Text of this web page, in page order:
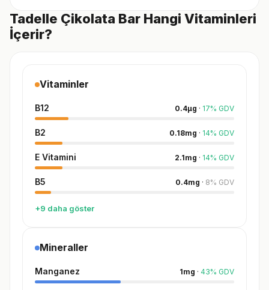
Tadelle Çikolata Bar Hangi Vitaminleri
İçerir?
Vitaminler
B12 0.4µg · 17% GDV
B2 0.18mg · 14% GDV
E Vitamini 2.1mg · 14% GDV
B5 0.4mg · 8% GDV
+9 daha göster
Mineraller
Manganez 1mg · 43% GDV